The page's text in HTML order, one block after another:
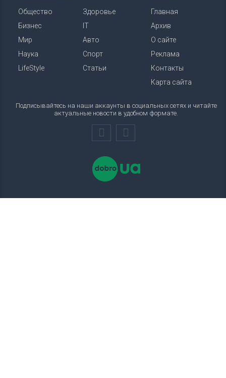
Общество
Бизнес
Мир
Наука
LifeStyle
Здоровье
IT
Авто
Спорт
Статьи
Главная
Архив
О сайте
Реклама
Контакты
Карта сайта
Подписывайтесь на наши аккаунты в социальных сетях и читайте
актуальные новости в удобном формате.